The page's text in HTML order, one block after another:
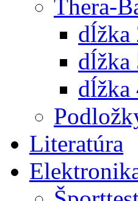
Thera-
dĺžka
dĺžka
dĺžka
Literatúra